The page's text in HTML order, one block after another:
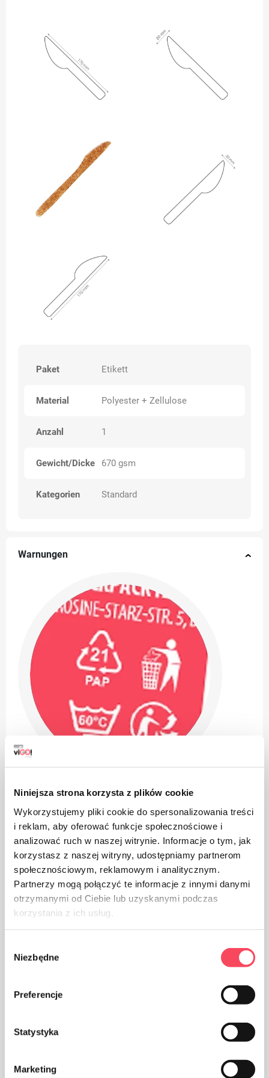
Niniejsza strona korzysta z plików cookie
Wykorzystujemy pliki cookie do spersonalizowania treści
i reklam, aby oferować funkcje społecznościowe i
analizować ruch w naszej witrynie. Informacje o tym, jak
korzystasz z naszej witryny, udostępniamy partnerom
społecznościowym, reklamowym i analitycznym.
Partnerzy mogą połączyć te informacje z innymi danymi
otrzymanymi od Ciebie lub uzyskanymi podczas
korzystania z ich usług.
zgody
Niezbędne
Preferencje
Statystyka
Marketing
Paket Etikett
Material Polyester + Zellulose
Anzahl 1
Gewicht/Dicke 670 gsm
Kategorien Standard
Warnungen
Das Produkt ist für den Handel in den Ländern der
Eurasischen Zollunion zugelassen
Das Produkt ist für den Kontakt mit Lebensmitteln